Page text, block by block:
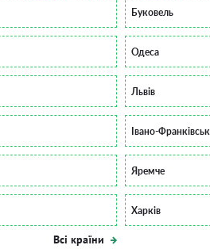
Всі країни
Буковель
Одеса
Львів
Івано-Франківськ
Яремче
Харків